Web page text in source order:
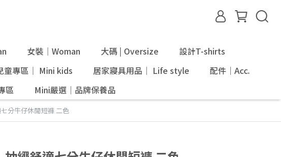
女裝｜Woman 大碼 | Oversize
設計T-shirts
童專區｜ Mini kids 居家寢具用品｜ Life style
配件｜Acc.
區 Mini嚴選｜品牌保養品
七分牛仔休閒短褲 二色